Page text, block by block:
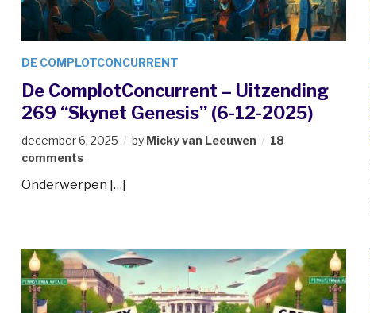
DE COMPLOTCONCURRENT
De ComplotConcurrent – Uitzending
269 “Skynet Genesis” (6-12-2025)
december 6, 2025 by Micky van Leeuwen
18
comments
Onderwerpen […]